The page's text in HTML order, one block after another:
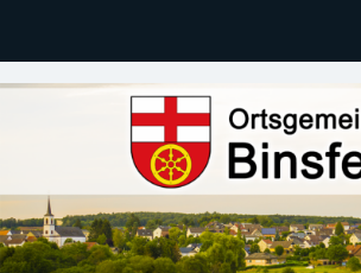
Ortsgemeinde Binsfeld